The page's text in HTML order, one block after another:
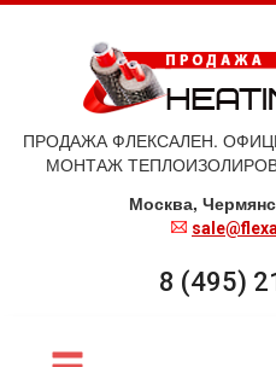
ПРОДАЖА ФЛЕКСАЛЕН.
МОНТАЖ
Москва,
8 (495)